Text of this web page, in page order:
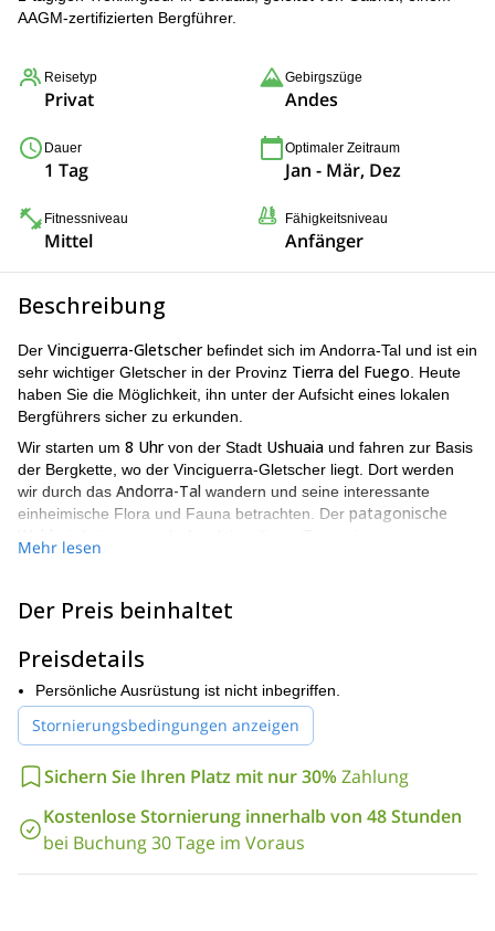
AAGM-zertifizierten Bergführer.
Reisetyp
Privat
Gebirgszüge
Andes
Dauer
1 Tag
Optimaler Zeitraum
Jan - Mär, Dez
Fitnessniveau
Mittel
Fähigkeitsniveau
Anfänger
Beschreibung
Der Vinciguerra-Gletscherbefindet sich im Andorra-Tal und ist ein
sehr wichtiger Gletscher in der Provinz Tierra del Fuego . Heute
haben Sie die Möglichkeit, ihn unter der Aufsicht eines lokalen
Bergführers sicher zu erkunden.
Wir starten um 8 Uhrvon der Stadt Ushuaia und fahren zur Basis
der Bergkette, wo der Vinciguerra-Gletscher liegt. Dort werden
wir durch das Andorra-Tal wandern und seine interessante
einheimische Flora und Fauna betrachten. Der patagonische
Teilnehmer werden während der Wanderung einen
Haben Sie schon einmal Patagonien erkundet? Diese
Trekkingtour in Ushuaia ist die perfekte Gelegenheit dazu.
Senden Sie Ihre Anfrage und buchen Sie jetzt. Ich kann Ihnen
versichern, dass es eine fantastische Erfahrung sein wird!
Schauen Sie es sich an!
Mehr lesen
Der Preis beinhaltet
Preisdetails
Persönliche Ausrüstung ist nicht inbegriffen.
Stornierungsbedingungen anzeigen
Sichern Sie Ihren Platz mit nur 30%Zahlung
Kostenlose Stornierung innerhalb von 48 Stunden
bei Buchung 30 Tage im Voraus